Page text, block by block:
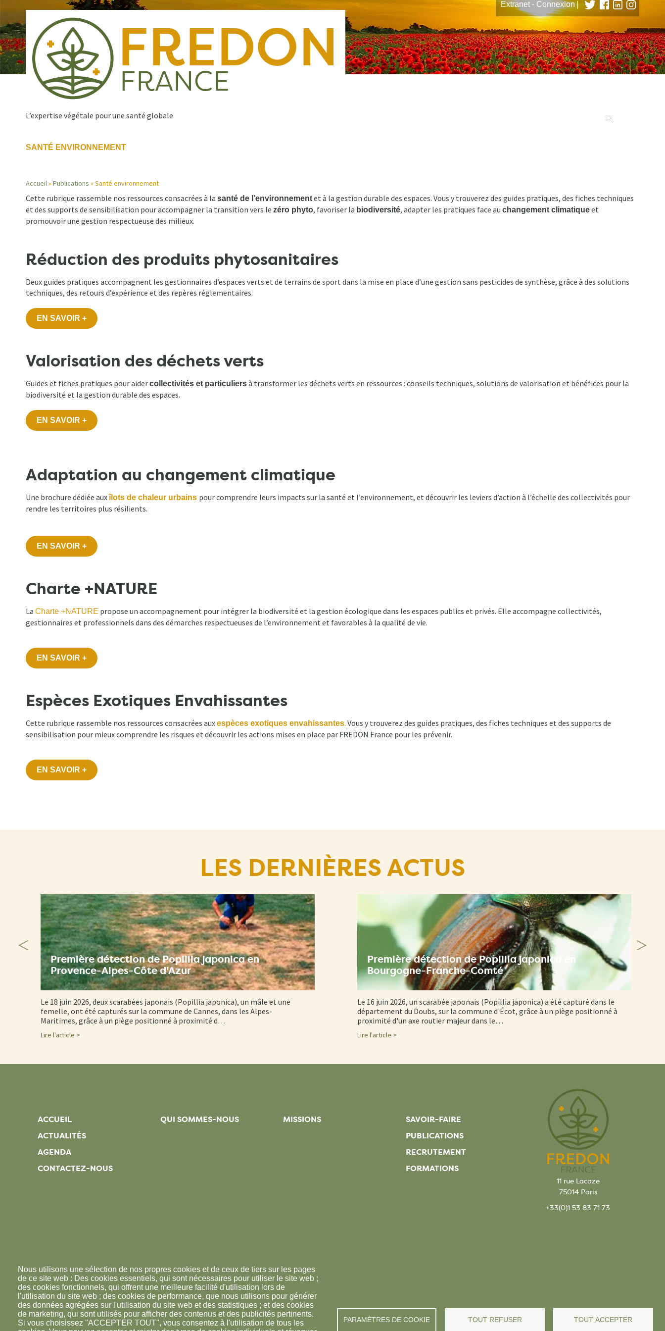
contenu
principal
Extranet - Connexion|
L’expertise végétale pour une santé globale
Navigation
principale
Qui sommes nous ? Nos missions
SANTÉ ENVIRONNEMENT
Fil
d'Ariane
Accueil Publications Santé environnement
Cette rubrique rassemble nos ressources consacrées à la santé de l’environnementet à la gestion durable des espaces. Vous y trouverez des guides pratiques, des fiches techniques
et des supports de sensibilisation pour accompagner la transition vers le zéro phyto, favoriser la biodiversité, adapter les pratiques face au changement climatiqueet
promouvoir une gestion respectueuse des milieux.
Réduction des produits phytosanitaires
Deux guides pratiques accompagnent les gestionnaires d’espaces verts et de terrains de sport dans la mise en place d’une gestion sans pesticides de synthèse, grâce à des solutions
techniques, des retours d’expérience et des repères réglementaires.
EN SAVOIR +
Valorisation des déchets verts
Guides et fiches pratiques pour aidercollectivités et particuliersà transformer les déchets verts en ressources : conseils techniques, solutions de valorisation et bénéfices pour la
biodiversité et la gestion durable des espaces.
EN SAVOIR +
Adaptation au changement climatique
Une brochure dédiée auxîlots de chaleur urbains pour comprendre leurs impacts sur la santé et l’environnement, et découvrir les leviers d’action à l’échelle des collectivités pour
rendre les territoires plus résilients.
EN SAVOIR +
Charte +NATURE
La Charte +NATURE propose un accompagnement pour intégrer la biodiversité et la gestion écologique dans les espaces publics et privés. Elle accompagne collectivités,
gestionnaires et professionnels dans des démarches respectueuses de l’environnement et favorables à la qualité de vie.
EN SAVOIR +
Espèces Exotiques Envahissantes
Cette rubrique rassemble nos ressources consacrées auxespèces exotiques envahissantes. Vous y trouverez des guides pratiques, des fiches techniques et des supports de
sensibilisation pour mieux comprendre les risques et découvrir les actions mises en place par FREDON France pour les prévenir.
EN SAVOIR +
LES DERNIÈRES ACTUS
Première détection de Popillia japonica en
Provence-Alpes-Côte d'Azur
Le 18 juin 2026, deux scarabées japonais (Popillia japonica), un mâle et une
femelle, ont été capturés sur la commune de Cannes, dans les Alpes-
Maritimes, grâce à un piège positionné à proximité d…
Lire l'article >
Première détection de Popillia japonica en
Bourgogne-Franche-Comté
Le 16 juin 2026, un scarabée japonais (Popillia japonica) a été capturé dans le
département du Doubs, sur la commune d'Écot, grâce à un piège positionné à
proximité d'un axe routier majeur dans le…
Lire l'article >
ACCUEIL
ACTUALITÉS
AGENDA
CONTACTEZ-NOUS
QUI SOMMES-NOUS MISSIONS
SAVOIR-FAIRE
PUBLICATIONS
RECRUTEMENT
FORMATIONS
11 rue Lacaze
75014 Paris
+33(0)1 53 83 71 73
© FREDON 2019 -Mentions légales
Nous utilisons une sélection de nos propres cookies et de ceux de tiers sur les pages
de ce site web : Des cookies essentiels, qui sont nécessaires pour utiliser le site web ;
des cookies fonctionnels, qui offrent une meilleure facilité d'utilisation lors de
l'utilisation du site web ; des cookies de performance, que nous utilisons pour générer
des données agrégées sur l'utilisation du site web et des statistiques ; et des cookies
de marketing, qui sont utilisés pour afficher des contenus et des publicités pertinents.
Si vous choisissez "ACCEPTER TOUT", vous consentez à l'utilisation de tous les
PARAMÈTRES DE COOKIE TOUT REFUSER TOUT ACCEPTER